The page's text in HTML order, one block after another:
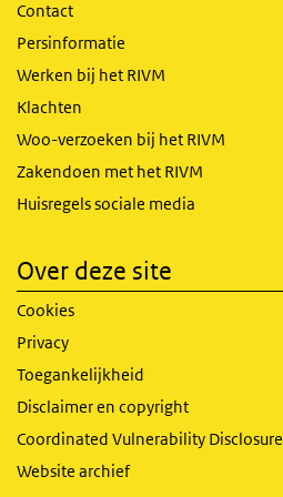
Contact
Persinformatie
Werken bij het RIVM
Klachten
Woo-verzoeken bij het RIVM
Zakendoen met het RIVM
Huisregels sociale media
Over deze site
Cookies
Privacy
Toegankelijkheid
Disclaimer en copyright
Coordinated Vulnerability Disclosure
Website archief